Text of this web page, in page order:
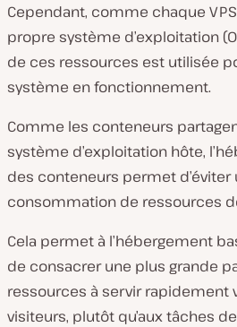
Cependant, comme chaque
propre système d’exploitation
de ces ressources est utilisée
système en fonctionnement.
Comme les conteneurs
système d’exploitation hôte,
des conteneurs permet
consommation de ressources
Cela permet à l’hébergement
de consacrer une plus grande
ressources à servir rapidement
visiteurs, plutôt qu’aux tâches